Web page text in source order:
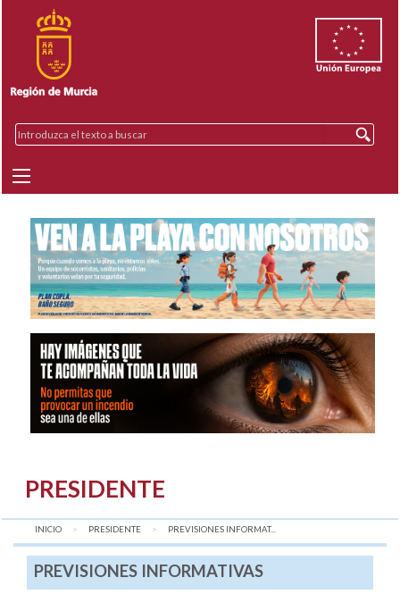
PRESIDENTE
INICIO PRESIDENTE AQUÍ:
PREVISIONES INFORMAT...
PREVISIONES INFORMATIVAS